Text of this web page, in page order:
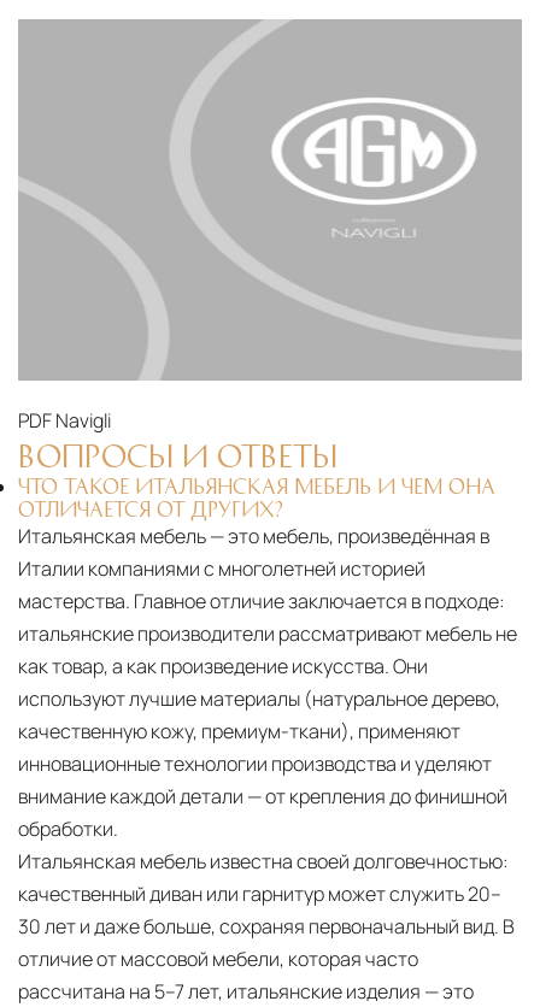
PDFNavigli
ВОПРОСЫ И ОТВЕТЫ
ЧТО ТАКОЕ ИТАЛЬЯНСКАЯ МЕБЕЛЬ И ЧЕМ ОНА
ОТЛИЧАЕТСЯ ОТ ДРУГИХ?
Итальянская мебель — это мебель, произведённая в
Италии компаниями с многолетней историей
мастерства. Главное отличие заключается в подходе:
итальянские производители рассматривают мебель не
как товар, а как произведение искусства. Они
используют лучшие материалы (натуральное дерево,
качественную кожу, премиум-ткани), применяют
инновационные технологии производства и уделяют
внимание каждой детали — от крепления до финишной
обработки.
Итальянская мебель известна своей долговечностью:
качественный диван или гарнитур может служить 20–
30 лет и даже больше, сохраняя первоначальный вид. В
отличие от массовой мебели, которая часто
рассчитана на 5–7 лет, итальянские изделия — это